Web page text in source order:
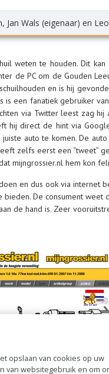
Jan Wals (eigenaar) en
weten te houden. Dit
de PC om de Gouden
en is hij
is een fanatiek gebruiker
via Twitter leest zag
hij direct de hint via
auto te komen. De
zelfs eerst een “tweet”
mijngrossier.nl hem kon
en dus ook via internet
De consument
de hand is. Zeer
opslaan van cookies op uw
van websitegebruik en om